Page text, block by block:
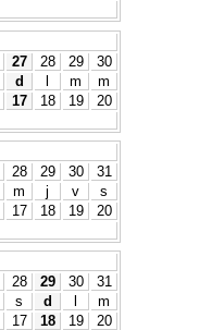
27 28 29
30
d l m
m
17 18 19
20
28 29 30
31
m j v
s
17 18 19
20
28 29 30
31
s d
m
17 18 19
20